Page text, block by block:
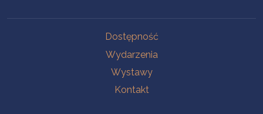
Dostępność
Wydarzenia
Wystawy
Kontakt